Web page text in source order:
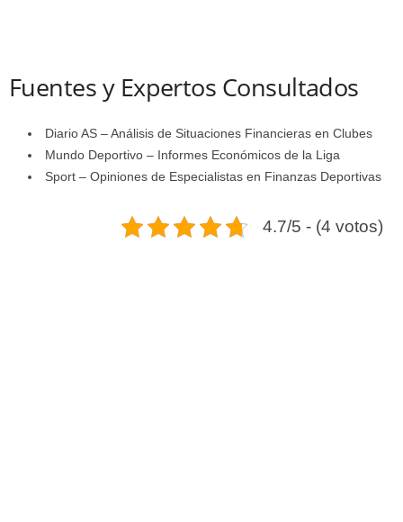
Fuentes y Expertos Consultados
Diario AS – Análisis de Situaciones Financieras en Clubes
Mundo Deportivo – Informes Económicos de la Liga
Sport – Opiniones de Especialistas en Finanzas Deportivas
4.7/5 - (4 votos)